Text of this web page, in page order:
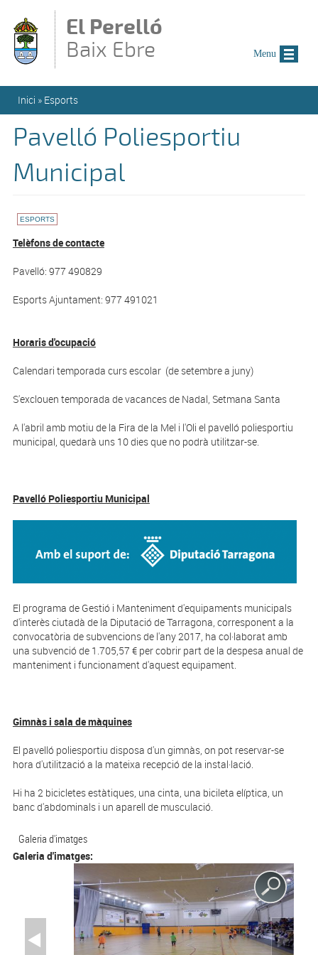
El Perelló
Baix Ebre
Esteu aquí
Inici » Esports
Pavelló Poliesportiu
Municipal
ESPORTS
Telèfons de contacte
Pavelló: 977 490829
Esports Ajuntament: 977 491021
Horaris d'ocupació
Calendari temporada curs escolar (de setembre a juny)
S'exclouen temporada de vacances de Nadal, Setmana Santa
A l'abril amb motiu de la Fira de la Mel i l'Oli el pavelló poliesportiu
municipal, quedarà uns 10 dies que no podrà utilitzar-se.
Pavelló Poliesportiu Municipal
El programa de Gestió i Manteniment d'equipaments municipals
d'interès ciutadà de la Diputació de Tarragona, corresponent a la
convocatòria de subvencions de l'any 2017, ha col·laborat amb
una subvenció de 1.705,57 € per cobrir part de la despesa anual de
manteniment i funcionament d'aquest equipament.
Gimnàs i sala de màquines
El pavelló poliesportiu disposa d'un gimnàs, on pot reservar-se
hora d'utilització a la mateixa recepció de la instal·lació.
Hi ha 2 bicicletes estàtiques, una cinta, una bicileta elíptica, un
banc d'abdominals i un aparell de musculació.
Galeria d'imatges
Galeria d'imatges:
Menu